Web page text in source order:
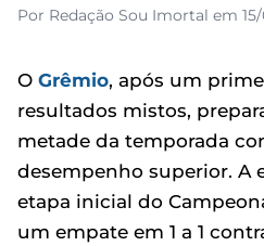
Por Redação Sou Imortal em 15/
O Grêmio, após um
resultados mistos,
metade da temporada
desempenho superior. A
etapa inicial do
um empate em 1 a 1